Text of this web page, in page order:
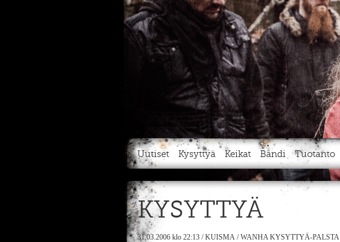
Uutiset Kysyttyä Keikat Bändi Tuotanto
KYSYTTYÄ
31.03.2006 klo 22:13 /KUISMA /WANHA KYSYTTYÄ-PALSTA